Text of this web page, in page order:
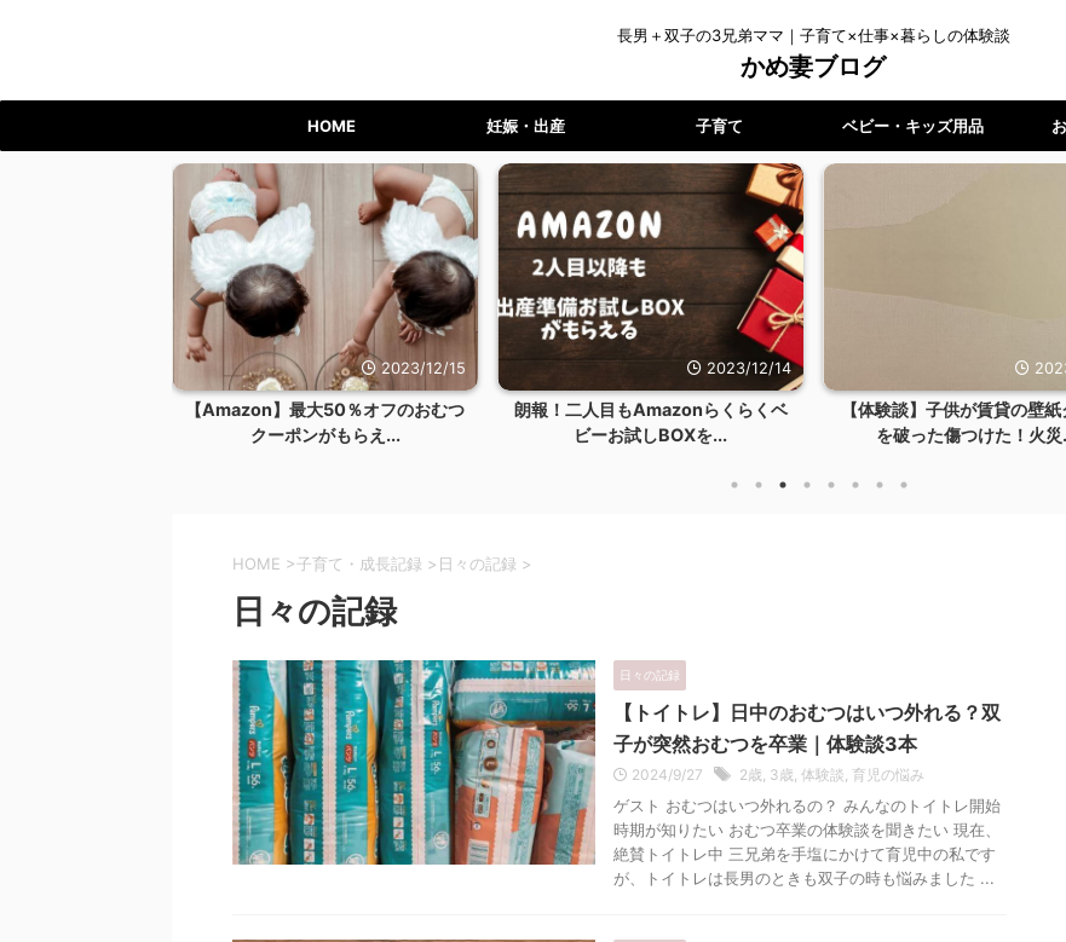
長男＋双子の3兄弟ママ｜子育て×仕事×暮らしの体験談
かめ妻ブログ
HOME 妊娠・出産 子育て ベビー・キッズ用品
2023/12/15
【Amazon】最大50％オフのおむつ
クーポンがもらえ...
2023/12/14
朗報！二人目もAmazonらくらくベ
ビーお試しBOXを...
【体験談】子供が賃貸の壁
を破った傷つけた！火災
HOME >子育て・成長記録 > 日々の記録 >
日々の記録
日々の記録
【トイトレ】日中のおむつはいつ外れる？双
子が突然おむつを卒業｜体験談3本
2024/9/27 2歳 3歳 体験談 育児の悩み
ゲスト おむつはいつ外れるの？ みんなのトイトレ開始
時期が知りたい おむつ卒業の体験談を聞きたい 現在、
絶賛トイトレ中 三兄弟を手塩にかけて育児中の私です
が、トイトレは長男のときも双子の時も悩みました ...